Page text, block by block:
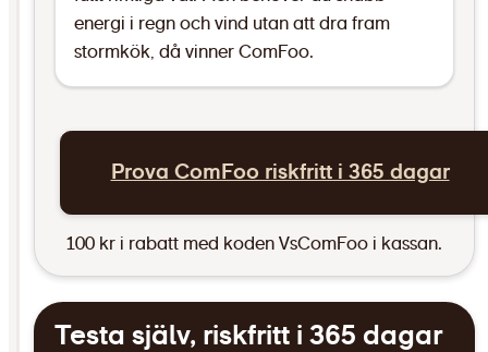
energi i regn och vind utan att dra fram
stormkök, då vinner ComFoo.
Prova ComFoo riskfritt i 365 dagar
100 kr i rabatt med koden VsComFoo i kassan.
Testa själv, riskfritt i 365 dagar